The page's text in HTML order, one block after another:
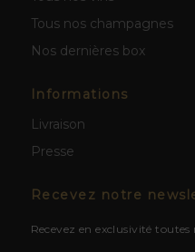
Tous nos champagnes
Nos dernières box
Informations
Livraison
Presse
Recevez notre
Recevez en exclusivité toutes